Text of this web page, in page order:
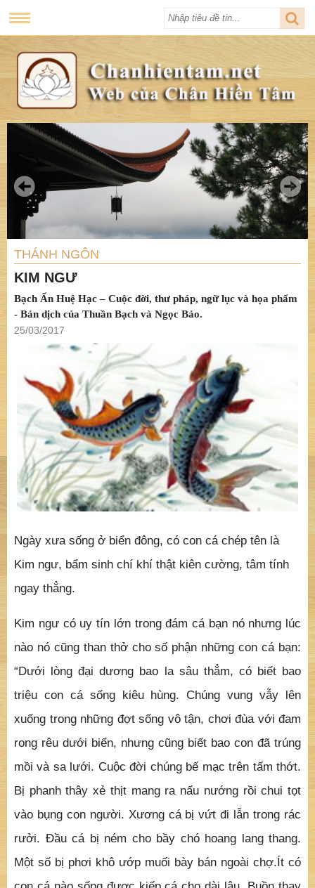
THÁNH NGÔN
KIM NGƯ
Bạch Ẩn Huệ Hạc – Cuộc đời, thư pháp, ngữ lục và họa phẩm
- Bản dịch của Thuần Bạch và Ngọc Bảo.
25/03/2017
Ngày xưa sống ở biển đông, có con cá chép tên là
Kim ngư, bẩm sinh chí khí thật kiên cường, tâm tính
ngay thẳng.
Kim ngư có uy tín lớn trong đám cá bạn nó nhưng lúc
nào nó cũng than thở cho số phận những con cá bạn:
“Dưới lòng đại dương bao la sâu thẳm, có biết bao
triệu con cá sống kiêu hùng. Chúng vung vẫy lên
xuống trong những đợt sống vô tận, chơi đùa với đam
rong rêu dưới biển, nhưng cũng biết bao con đã trúng
mồi và sa lưới. Cuộc đời chúng bế mạc trên tấm thớt.
Bị phanh thây xẻ thịt mang ra nấu nướng rồi chui tọt
vào bụng con người. Xương cá bị vứt đi lẫn trong rác
rưởi. Đầu cá bị ném cho bầy chó hoang lang thang.
Một số bị phơi khô ướp muối bày bán ngoài chợ.Ít có